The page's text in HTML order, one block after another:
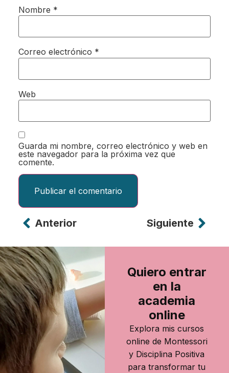
Nombre *
Correo electrónico *
Web
Guarda mi nombre, correo electrónico y web en
este navegador para la próxima vez que
comente.
Alternative:
Anterior Siguiente
Quiero entrar
en la
academia
online
Explora mis cursos
online de Montessori
y Disciplina Positiva
para transformar tu